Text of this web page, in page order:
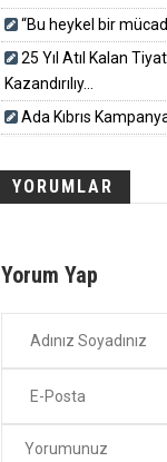
“Bu heykel bir
25 Yıl Atıl Kalan
Kazandırılıy...
Ada Kıbrıs
YORUMLAR
Yorum Yap